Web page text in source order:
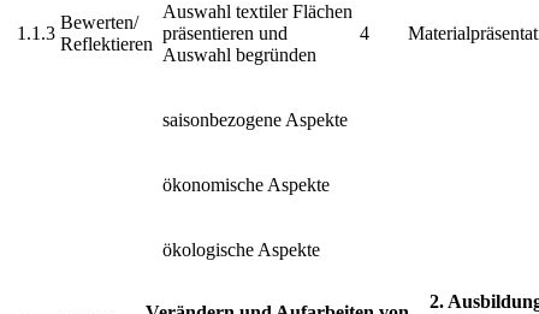
1.1.3
Bewerten/
Reflektieren
Auswahl textiler Flächen
präsentieren und
Auswahl begründen
4
saisonbezogene Aspekte
ökonomische Aspekte
ökologische Aspekte
2.